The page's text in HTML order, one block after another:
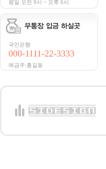
평일 오전 9시 ~ 오후 6시
국민은행
000-1111-22-3333
예금주:홍길동